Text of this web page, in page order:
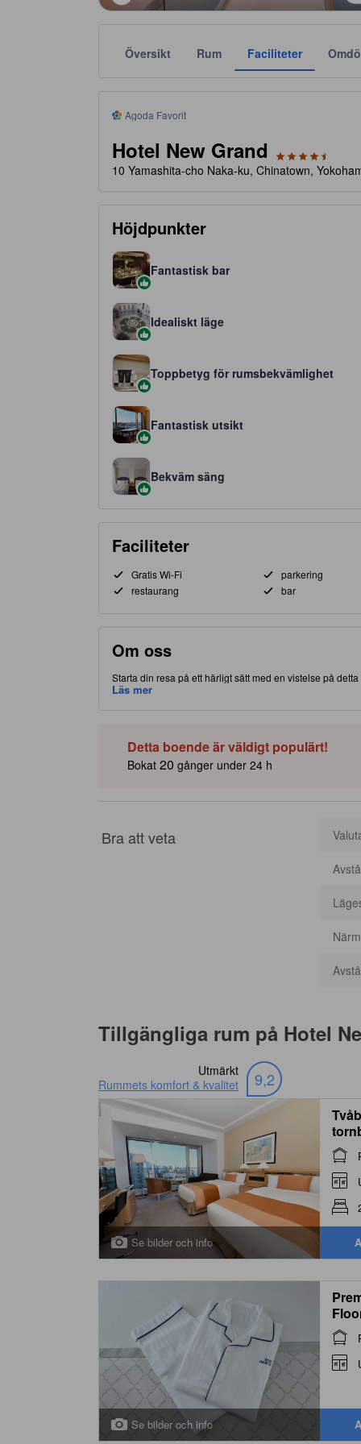
Översikt Rum Faciliteter
Agoda Favorit
Hotel New Grand
10 Yamashita-cho Naka-ku, Chinatown,
Höjdpunkter
Fantastisk bar
Idealiskt läge
Toppbetyg för rumsbekvämlighet
Fantastisk utsikt
Bekväm säng
Faciliteter
Gratis Wi-Fi parkering
restaurang
bar
Om oss
Starta din resa på ett härligt sätt med en vistelse på
delen av Yokohama, gör detta boende att du har nära
Läs mer
Detta boende är väldigt populärt!
Bokat 20 gånger under 24 h
Bra att veta
Tillgängliga rum på Hotel
Utmärkt
Rummets komfort & kvalitet
9,2
Se bilder och info
Se bilder och info